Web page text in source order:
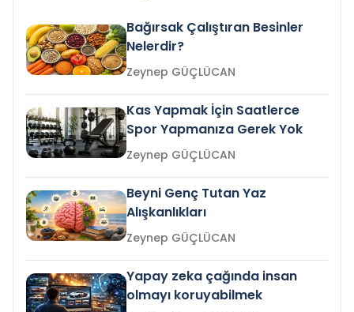
Bağırsak Çalıştıran Besinler
Nelerdir?
Zeynep GÜÇLÜCAN
Kas Yapmak İçin Saatlerce
Spor Yapmanıza Gerek Yok
Zeynep GÜÇLÜCAN
Beyni Genç Tutan Yaz
Alışkanlıkları
Zeynep GÜÇLÜCAN
Yapay zeka çağında insan
olmayı koruyabilmek